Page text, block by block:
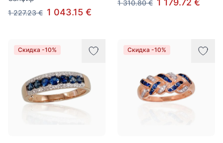
1 227.23 € 1 043.15 €
1 310.80 € 1 179.72 €
Скидка -10% Скидка -10%